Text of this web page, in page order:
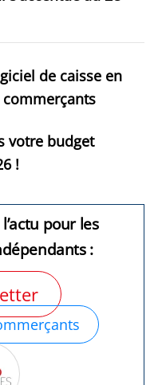
de caisse en
votre budget
!
pour les
: